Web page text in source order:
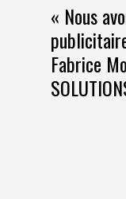
« Nous
Fabrice